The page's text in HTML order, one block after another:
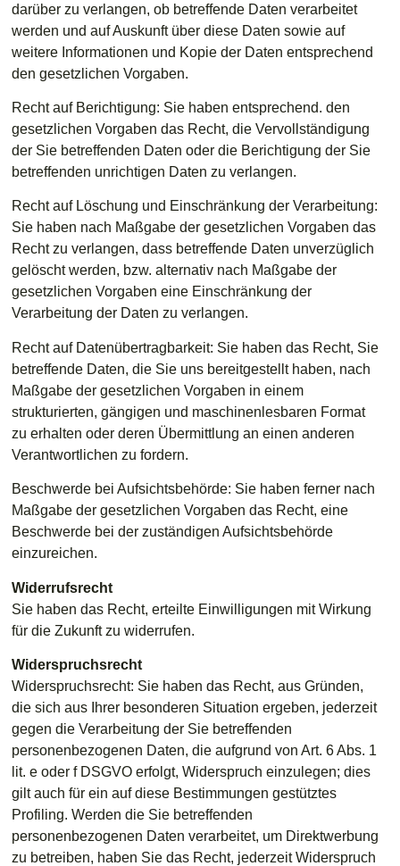
darüber zu verlangen, ob betreffende Daten verarbeitet
werden und auf Auskunft über diese Daten sowie auf
weitere Informationen und Kopie der Daten entsprechend
den gesetzlichen Vorgaben.
Recht auf Berichtigung: Sie haben entsprechend. den
gesetzlichen Vorgaben das Recht, die Vervollständigung
der Sie betreffenden Daten oder die Berichtigung der Sie
betreffenden unrichtigen Daten zu verlangen.
Recht auf Löschung und Einschränkung der Verarbeitung:
Sie haben nach Maßgabe der gesetzlichen Vorgaben das
Recht zu verlangen, dass betreffende Daten unverzüglich
gelöscht werden, bzw. alternativ nach Maßgabe der
gesetzlichen Vorgaben eine Einschränkung der
Verarbeitung der Daten zu verlangen.
Recht auf Datenübertragbarkeit: Sie haben das Recht, Sie
betreffende Daten, die Sie uns bereitgestellt haben, nach
Maßgabe der gesetzlichen Vorgaben in einem
strukturierten, gängigen und maschinenlesbaren Format
zu erhalten oder deren Übermittlung an einen anderen
Verantwortlichen zu fordern.
Beschwerde bei Aufsichtsbehörde: Sie haben ferner nach
Maßgabe der gesetzlichen Vorgaben das Recht, eine
Beschwerde bei der zuständigen Aufsichtsbehörde
einzureichen.
Widerrufsrecht
Sie haben das Recht, erteilte Einwilligungen mit Wirkung
für die Zukunft zu widerrufen.
Widerspruchsrecht
Widerspruchsrecht: Sie haben das Recht, aus Gründen,
die sich aus Ihrer besonderen Situation ergeben, jederzeit
gegen die Verarbeitung der Sie betreffenden
personenbezogenen Daten, die aufgrund von Art. 6 Abs. 1
lit. e oder f DSGVO erfolgt, Widerspruch einzulegen; dies
gilt auch für ein auf diese Bestimmungen gestütztes
Profiling. Werden die Sie betreffenden
personenbezogenen Daten verarbeitet, um Direktwerbung
zu betreiben, haben Sie das Recht, jederzeit Widerspruch